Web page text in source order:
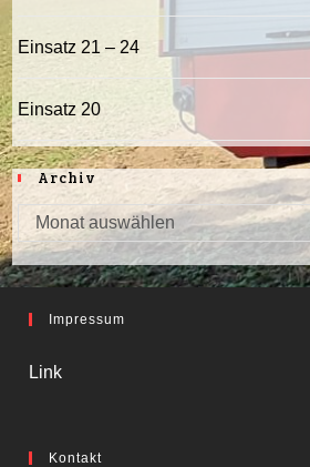
Einsatz 21 – 24
Einsatz 20
Archiv
Monat auswählen
Impressum
Link
Kontakt